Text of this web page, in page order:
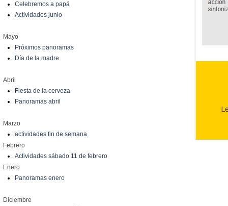
Celebremos a papá
Actividades junio
Mayo
Próximos panoramas
Día de la madre
Abril
Fiesta de la cerveza
Panoramas abril
Marzo
actividades fin de semana
Febrero
Actividades sábado 11 de febrero
Enero
Panoramas enero
Diciembre